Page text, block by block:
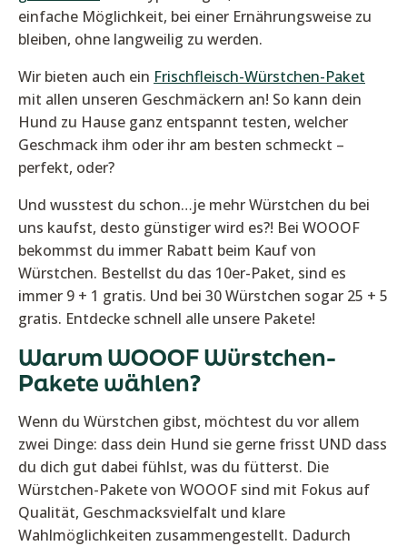
einfache Möglichkeit, bei einer Ernährungsweise zu
bleiben, ohne langweilig zu werden.
Wir bieten auch ein Frischfleisch-Würstchen-Paket
mit allen unseren Geschmäckern an! So kann dein
Hund zu Hause ganz entspannt testen, welcher
Geschmack ihm oder ihr am besten schmeckt –
perfekt, oder?
Und wusstest du schon…je mehr Würstchen du bei
uns kaufst, desto günstiger wird es?! Bei WOOOF
bekommst du immer Rabatt beim Kauf von
Würstchen. Bestellst du das 10er-Paket, sind es
immer 9 + 1 gratis. Und bei 30 Würstchen sogar 25 + 5
gratis. Entdecke schnell alle unsere Pakete!
Warum WOOOF Würstchen-
Pakete wählen?
Wenn du Würstchen gibst, möchtest du vor allem
zwei Dinge: dass dein Hund sie gerne frisst UND dass
du dich gut dabei fühlst, was du fütterst. Die
Würstchen-Pakete von WOOOF sind mit Fokus auf
Qualität, Geschmacksvielfalt und klare
Wahlmöglichkeiten zusammengestellt. Dadurch